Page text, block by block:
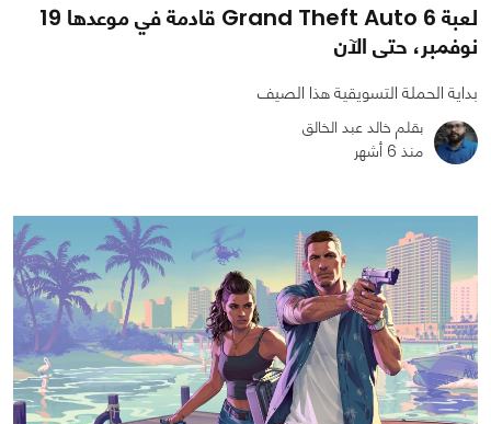
0
لعبة Grand Theft Auto 6 قادمة في موعدها 19
نوفمبر، حتى الآن
بداية الحملة التسويقية هذا الصيف
بقلم خالد عبد الخالق
منذ 6 أشهر